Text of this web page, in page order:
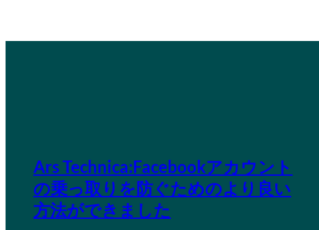
Ars Technica:Facebookアカウント
の乗っ取りを防ぐためのより良い
方法ができました